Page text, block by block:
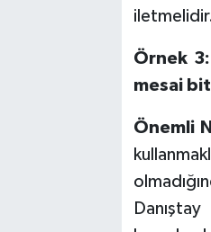
Örnek 3:
mesai
Önemli